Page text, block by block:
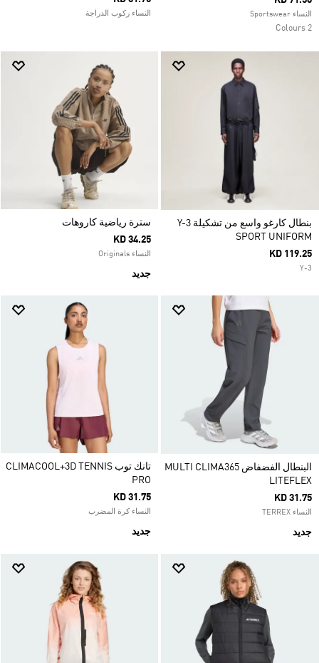
النساء Sportswear
2 Colours
النساء ركوب الدراجة
بنطال كارغو واسع من تشكيلة Y-3
SPORT UNIFORM
KD 119.25
Y-3
سترة رياضية كاروهات
KD 34.25
النساء Originals
جديد
البنطال الفضفاض MULTI CLIMA365
LITEFLEX
KD 31.75
النساء TERREX
جديد
تانك توب CLIMACOOL+3D TENNIS
PRO
KD 31.75
النساء كرة المضرب
جديد